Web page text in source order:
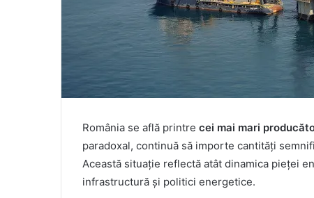
România se află printre cei mai mari
paradoxal, continuă să importe cantități
Această situație reflectă atât dinamica pieței
infrastructură și politici energetice.